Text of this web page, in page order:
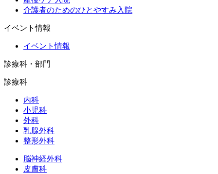
介護者のためのひとやすみ入院
イベント情報
イベント情報
診療科・部門
診療科
内科
小児科
外科
乳腺外科
整形外科
脳神経外科
皮膚科